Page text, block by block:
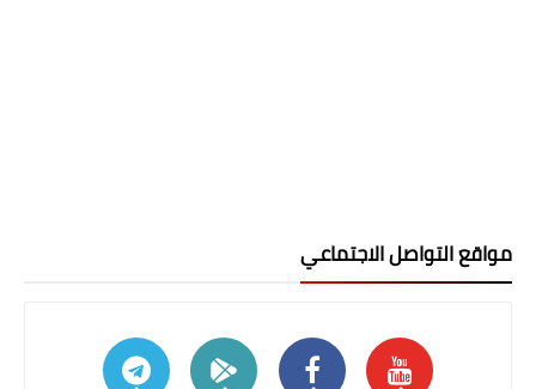
مواقع التواصل الاجتماعي